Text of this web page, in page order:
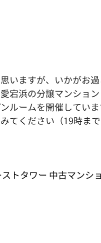
いますが、いかがお
宕浜の分譲マンショ
ルームを開催してい
てください（19時まで
トタワー 中古マンシ